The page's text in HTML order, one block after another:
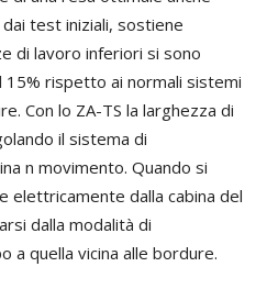
test iniziali, sostiene
di lavoro inferiori si sono
rispetto ai normali sistemi
Con lo ZA-TS la larghezza di
il sistema di
n movimento. Quando si
elettricamente dalla cabina del
dalla modalità di
a quella vicina alle bordure.